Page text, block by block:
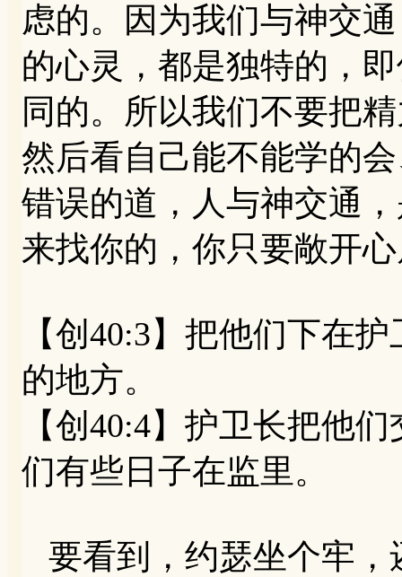
虑的。因为我们与神交
的心灵，都是独特的，
同的。所以我们不要把
然后看自己能不能学的
错误的道，人与神交通
来找你的，你只要敞开
【创40:3】把他们下在
的地方。
【创40:4】护卫长把他
们有些日子在监里。
要看到，约瑟坐个牢，